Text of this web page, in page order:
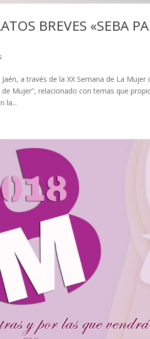
BREVES «SEBA
a través de la XX Semana de La Mujer
Mujer”, relacionado con temas que
la...